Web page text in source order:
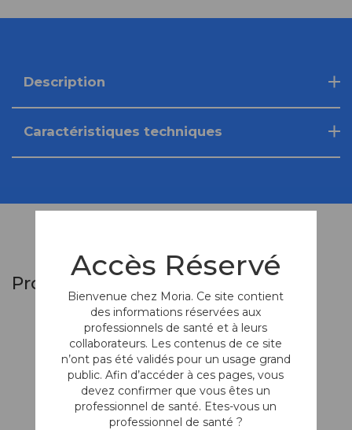
Description
Caractéristiques techniques
Produits similaires
Accès Réservé
Bienvenue chez Moria. Ce site contient
des informations réservées aux
professionnels de santé et à leurs
collaborateurs. Les contenus de ce site
n’ont pas été validés pour un usage grand
public. Afin d’accéder à ces pages, vous
devez confirmer que vous êtes un
professionnel de santé. Etes-vous un
professionnel de santé ?